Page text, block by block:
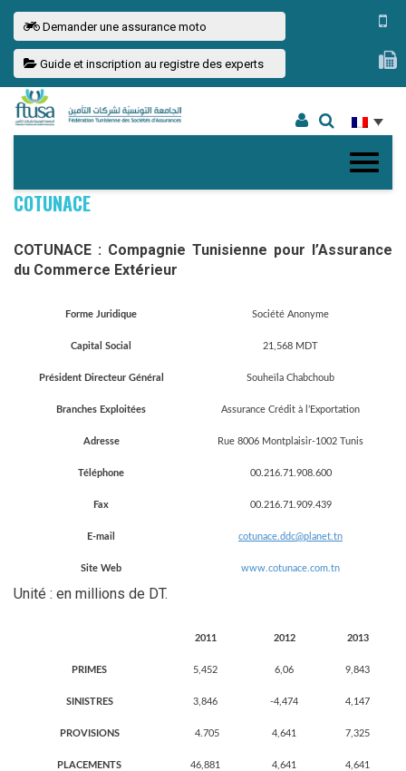
Demander une assurance moto
Guide et inscription au registre des experts
COTUNACE
COTUNACE : Compagnie Tunisienne pour l’Assurance
du Commerce Extérieur
Forme Juridique Société Anonyme
Capital Social 21,568 MDT
Président Directeur Général Souheïla Chabchoub
Branches Exploitées Assurance Crédit à l’Exportation
Adresse Rue 8006 Montplaisir-1002 Tunis
Téléphone 00.216.71.908.600
Fax 00.216.71.909.439
E-mail cotunace.ddc@planet.tn
Site Web www.cotunace.com.tn
Unité : en millions de DT.
2011 2012 2013
PRIMES 5,452 6,06 9,843
SINISTRES 3,846 -4,474 4,147
PROVISIONS 4.705 4,641 7,325
PLACEMENTS 46,881 4,641 4,641